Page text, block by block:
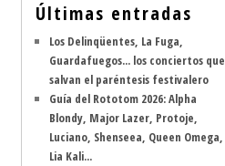
Últimas entradas
Los Delinqüentes, La Fuga,
Guardafuegos... los conciertos que
salvan el paréntesis festivalero
Guía del Rototom 2026: Alpha
Blondy, Major Lazer, Protoje,
Luciano, Shenseea, Queen Omega,
Lia Kali...